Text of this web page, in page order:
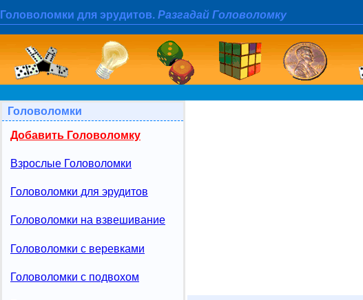
Головоломки для эрудитов. Разгадай Головоломку
Головоломки
Добавить Головоломку
Взрослые Головоломки
Головоломки для эрудитов
Головоломки на взвешивание
Головоломки с веревками
Головоломки с подвохом